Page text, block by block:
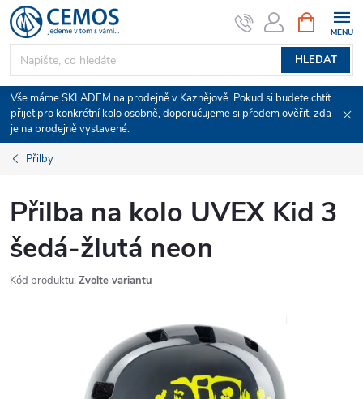
Přejít
na
obsah
HLEDAT
NÁKUPNÍ
KOŠÍK
Vše máme SKLADEM na prodejně v Kaznějově. Pokud si budete chtít
přijet pro konkrétní kolo osobně, doporučujeme si předem ověřit, zda
je na prodejně vystavené.
Přilby
Přilba na kolo UVEX Kid 3
šedá-žlutá neon
Kód produktu: Zvolte variantu